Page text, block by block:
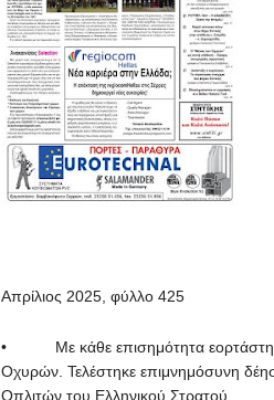
Απρίλιος 2025, φύλλο 425
• Με κάθε επισημότητα
Οχυρών. Τελέστηκε επιμνημόσυνη
Οπλιτών του Ελληνικού Στρατού